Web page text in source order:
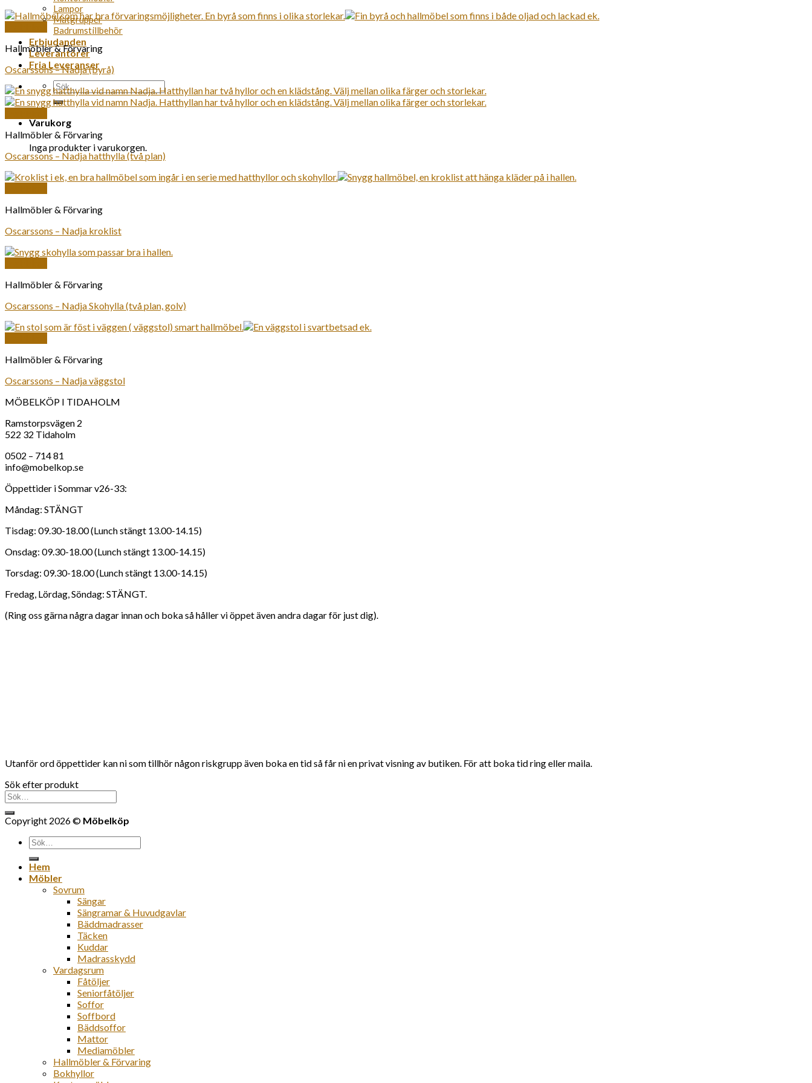
Lampor
Matgrupper
Badrumstillbehör
Erbjudanden
Leverantörer
Fria Leveranser
Sök
efter:
Varukorg
Inga produkter i varukorgen.
Hallmöbler & Förvaring
Oscarssons – Nadja (byrå)
Hallmöbler & Förvaring
Oscarssons – Nadja hatthylla (två plan)
Hallmöbler & Förvaring
Oscarssons – Nadja kroklist
Hallmöbler & Förvaring
Oscarssons – Nadja Skohylla (två plan, golv)
Hallmöbler & Förvaring
Oscarssons – Nadja väggstol
MÖBELKÖP I TIDAHOLM
Ramstorpsvägen 2
522 32 Tidaholm
0502 – 714 81
info@mobelkop.se
Öppettider i Sommar v26-33:
Måndag: STÄNGT
Tisdag: 09.30-18.00 (Lunch stängt 13.00-14.15)
Onsdag: 09.30-18.00 (Lunch stängt 13.00-14.15)
Torsdag: 09.30-18.00 (Lunch stängt 13.00-14.15)
Fredag, Lördag, Söndag: STÄNGT.
(Ring oss gärna några dagar innan och boka så håller vi öppet även andra dagar för just dig).
Utanför ord öppettider kan ni som tillhör någon riskgrupp även boka en tid så får ni en privat visning av butiken. För att boka tid ring eller maila.
Sök efter produkt
Sök
efter:
Copyright 2026 © Möbelköp
Sök
efter:
Hem
Möbler
Sovrum
Sängar
Sängramar & Huvudgavlar
Bäddmadrasser
Täcken
Kuddar
Madrasskydd
Vardagsrum
Fåtöljer
Seniorfåtöljer
Soffor
Soffbord
Bäddsoffor
Mattor
Mediamöbler
Hallmöbler & Förvaring
Bokhyllor